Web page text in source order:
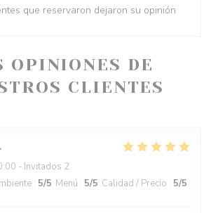
OPINIONES DE
CLIENTES
- Invitados 2
: 5/5 Menú : 5/5 Calidad / Precio : 5/5
que reservaron dejaron su opinión